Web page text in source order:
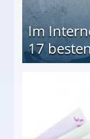
Im
17